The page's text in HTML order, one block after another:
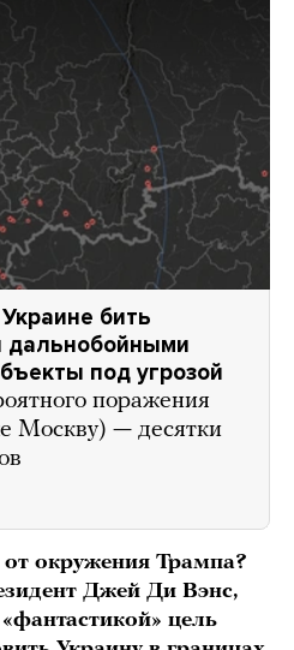
бить
дальнобойными
под угрозой
поражения
Москву) — десятки
окружения Трампа?
Джей Ди Вэнс,
«фантастикой» цель